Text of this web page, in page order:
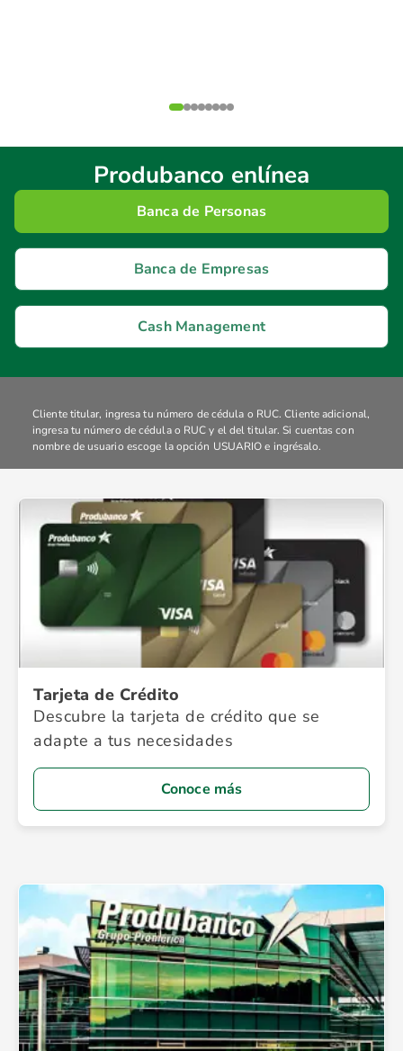
Produbanco enlínea
Banca de Personas
Banca de Empresas
Cash Management
Cliente titular, ingresa tu número de cédula o RUC. Cliente adicional,
ingresa tu número de cédula o RUC y el del titular. Si cuentas con
nombre de usuario escoge la opción USUARIO e ingrésalo.
Tarjeta de Crédito
Descubre la tarjeta de crédito que se
adapte a tus necesidades
Conoce más